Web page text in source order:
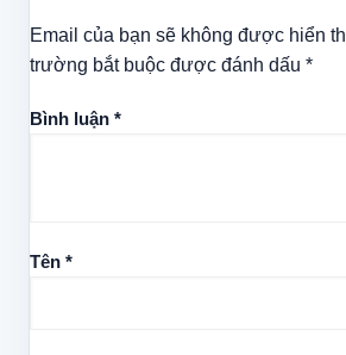
Email của bạn sẽ không được hiển
trường bắt buộc được đánh dấu *
Bình luận *
Tên *